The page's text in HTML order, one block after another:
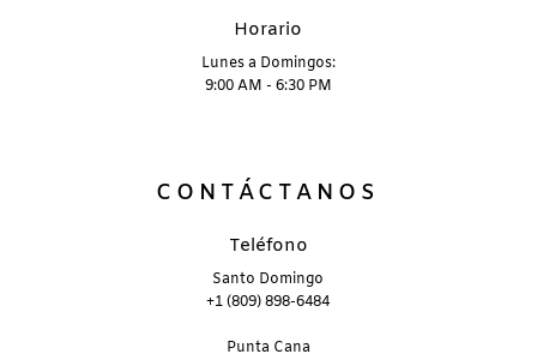
Horario
Lunes a Domingos:
9:00 AM - 6:30 PM
CONTÁCTANOS
Teléfono
Santo Domingo
+1 (809) 898-6484
Punta Cana